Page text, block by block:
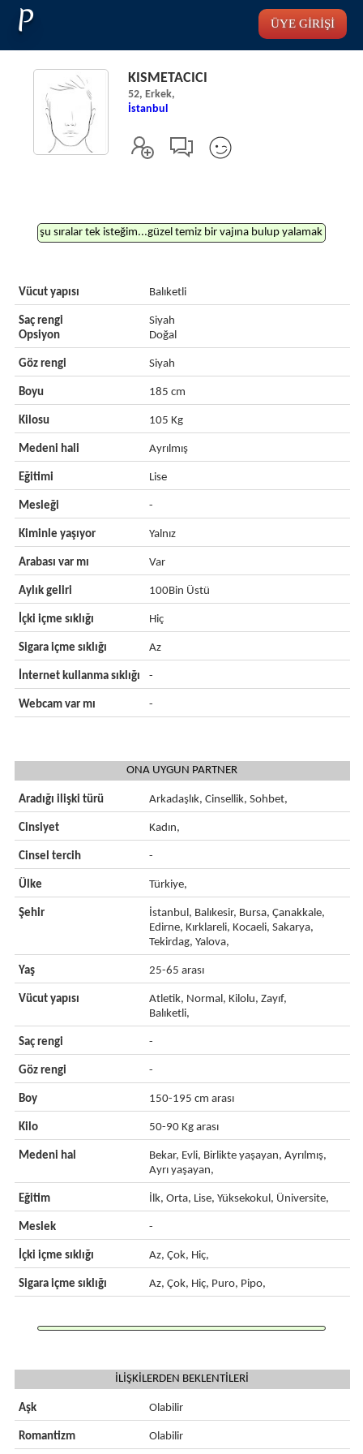
P ÜYE GİRİŞİ
KISMETACICI
52, Erkek,
İstanbul
şu sıralar tek isteğim...güzel temiz bir vajına bulup yalamak
Vücut yapısı Balıketli
Saç rengi
Opsiyon
Siyah
Doğal
Göz rengi Siyah
Boyu 185 cm
Kilosu 105 Kg
Medeni hali Ayrılmış
Eğitimi Lise
Mesleği -
Kiminle yaşıyor Yalnız
Arabası var mı Var
Aylık geliri 100Bin Üstü
İçki içme sıklığı Hiç
Sigara içme sıklığı Az
İnternet kullanma sıklığı -
Webcam var mı -
ONA UYGUN PARTNER
Aradığı ilişki türü Arkadaşlık, Cinsellik, Sohbet,
Cinsiyet Kadın,
Cinsel tercih -
Ülke Türkiye,
Şehir
İstanbul, Balıkesir, Bursa, Çanakkale,
Edirne, Kırklareli, Kocaeli, Sakarya,
Tekirdag, Yalova,
Yaş 25-65 arası
Vücut yapısı
Atletik, Normal, Kilolu, Zayıf,
Balıketli,
Saç rengi -
Göz rengi -
Boy 150-195 cm arası
Kilo 50-90 Kg arası
Medeni hal
Bekar, Evli, Birlikte yaşayan, Ayrılmış,
Ayrı yaşayan,
Eğitim İlk, Orta, Lise, Yüksekokul, Üniversite,
Meslek -
İçki içme sıklığı Az, Çok, Hiç,
Sigara içme sıklığı Az, Çok, Hiç, Puro, Pipo,
İLİŞKİLERDEN BEKLENTİLERİ
Aşk Olabilir
Romantizm Olabilir